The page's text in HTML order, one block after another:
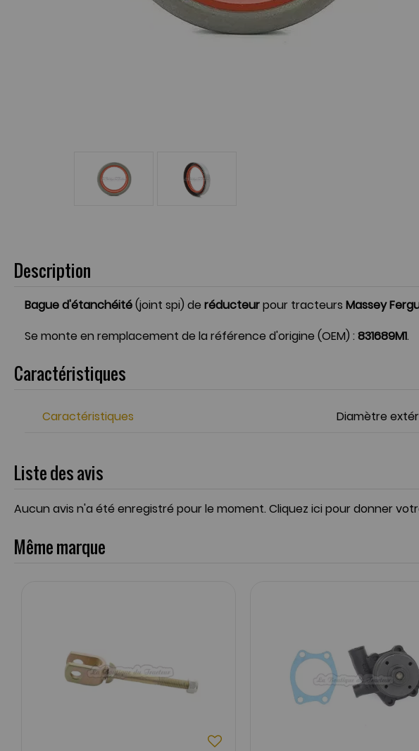
Description
Bague d'étanchéité(joint spi) de réducteurpour tracteurs Massey
Se monte en remplacement de la référence d'origine (OEM) : 831689M1.
Caractéristiques
Caractéristiques Diamètre
Liste des avis
Aucun avis n'a été enregistré pour le moment. Cliquez ici pour donner
Même marque